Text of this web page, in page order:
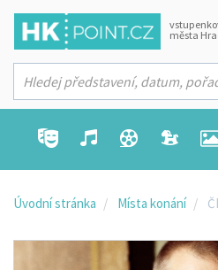
města
Úvodní stránka Místa konání